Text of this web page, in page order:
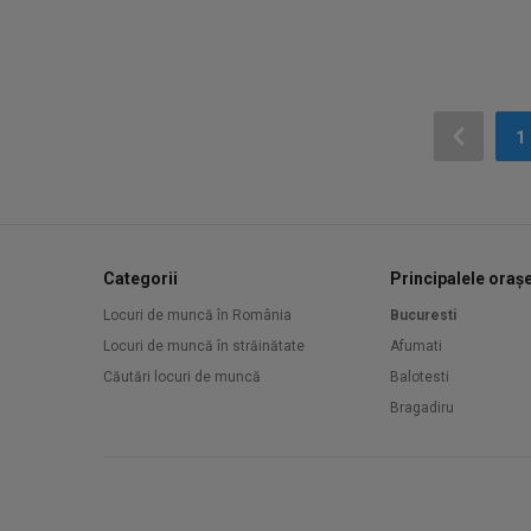
1
Categorii
Locuri de muncă în România
Locuri de muncă în străinătate
Căutări locuri de muncă
Principalele
Bucuresti
Afumati
Balotesti
Bragadiru